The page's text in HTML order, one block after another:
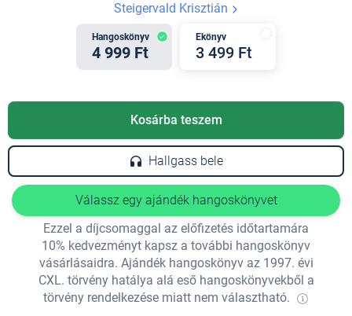
Steigervald Krisztián
Hangoskönyv
4 999 Ft
Ekönyv
3 499 Ft
Kosárba teszem
Hallgass bele
Válassz egy ajándék hangoskönyvet
Ezzel a díjcsomaggal az előfizetés időtartamára
10% kedvezményt kapsz a további hangoskönyv
vásárlásaidra. Ajándék hangoskönyv az 1997. évi
CXL. törvény hatálya alá eső hangoskönyvekből a
törvény rendelkezése miatt nem választható.